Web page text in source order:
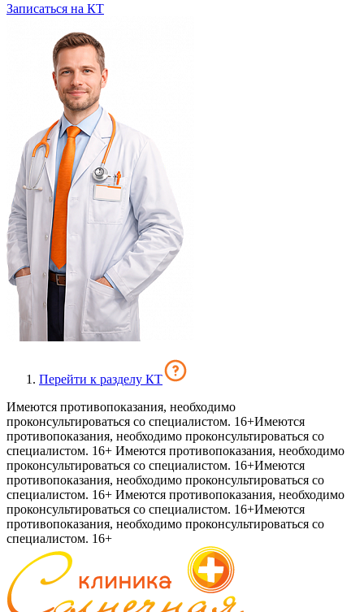
Записаться на КТ
Перейти к разделу КТ
Имеются противопоказания, необходимо
проконсультироваться со специалистом. 16+Имеются
противопоказания, необходимо проконсультироваться со
специалистом. 16+ Имеются противопоказания, необходимо
проконсультироваться со специалистом. 16+Имеются
противопоказания, необходимо проконсультироваться со
специалистом. 16+ Имеются противопоказания, необходимо
проконсультироваться со специалистом. 16+Имеются
противопоказания, необходимо проконсультироваться со
специалистом. 16+